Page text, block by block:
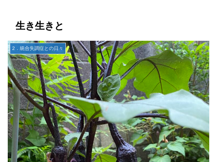
生き生きと
2．統合失調症との日々